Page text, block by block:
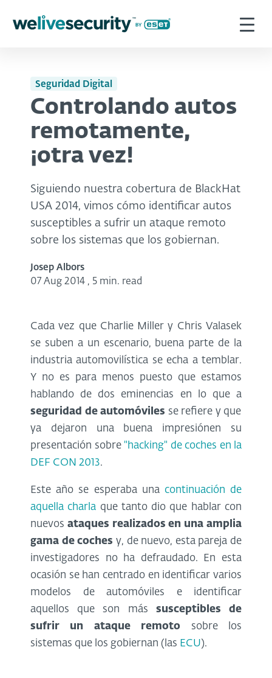
Seguridad Digital
Controlando autos
remotamente,
¡otra vez!
Siguiendo nuestra cobertura de BlackHat
USA 2014, vimos cómo identificar autos
susceptibles a sufrir un ataque remoto
sobre los sistemas que los gobiernan.
Josep Albors
07 Aug 2014 , 5 min. read
Cada vez que Charlie Miller y Chris Valasek
se suben a un escenario, buena parte de la
industria automovilística se echa a temblar.
Y no es para menos puesto que estamos
hablando de dos eminencias en lo que a
seguridad de automóviles se refiere y que
ya dejaron una buena impresiónen su
presentación sobre "hacking" de coches en la
DEF CON 2013.
Este año se esperaba una continuación de
aquella charla que tanto dio que hablar con
nuevos ataques realizados en una amplia
gama de coches y, de nuevo, esta pareja de
investigadores no ha defraudado. En esta
ocasión se han centrado en identificar varios
modelos de automóviles e identificar
aquellos que son más susceptibles de
sufrir un ataque remoto sobre los
sistemas que los gobiernan (las ECU).